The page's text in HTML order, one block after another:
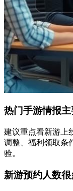
热门手游情报
建议重点看新游上
调整、福利领取条
验。
新游预约人数